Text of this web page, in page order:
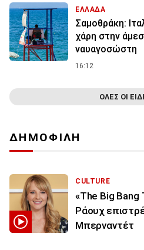
ΕΛΛΑΔΑ
Σαμοθράκη:
χάρη στην
ναυαγοσώστη
16:12
ΟΛΕΣ ΟΙ
ΔΗΜΟΦΙΛΗ
CULTURE
«The Big Bang
Ράουχ
Μπερναντέτ